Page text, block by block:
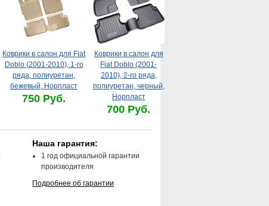
Коврики в салон для Fiat
Doblo (2001-2010), 1-го
ряда, полиуретан,
бежевый, Норпласт
750 Руб.
Коврики в салон для
Fiat Doblo (2001-
2010), 2-го ряда,
полиуретан, черный,
Норпласт
700 Руб.
Наша гарантия:
1 год официальной гарантии
производителя
Подробнее об гарантии